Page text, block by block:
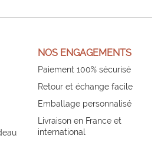
NOS ENGAGEMENTS
Paiement 100% sécurisé
Retour et échange facile
Emballage personnalisé
Livraison en France et
international